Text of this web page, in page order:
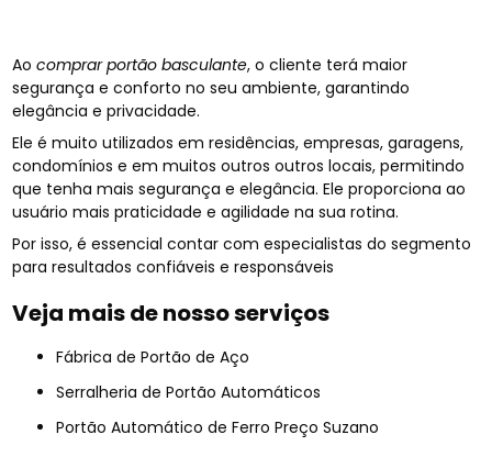
Aocomprar portão basculante, o cliente terá maior
segurança e conforto no seu ambiente, garantindo
elegância e privacidade.
Ele é muito utilizados em residências, empresas, garagens,
condomínios e em muitos outros outros locais, permitindo
que tenha mais segurança e elegância. Ele proporciona ao
usuário mais praticidade e agilidade na sua rotina.
Por isso, é essencial contar com especialistas do segmento
para resultados confiáveis e responsáveis
Veja mais de nosso serviços
Fábrica de Portão de Aço
Serralheria de Portão Automáticos
Portão Automático de Ferro Preço Suzano